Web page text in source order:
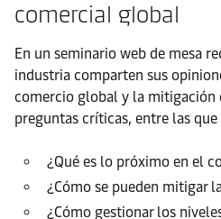
comercial global
En un seminario web de mesa
industria comparten sus
comercio global y la mitigación
preguntas críticas, entre las que
¿Qué es lo próximo en el
¿Cómo se pueden mitigar
¿Cómo gestionar los